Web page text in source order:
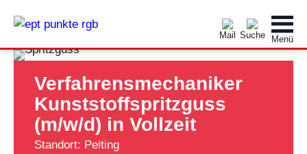
Verfahrensmechaniker
Kunststoffspritzguss
(m/w/d) in Vollzeit
Standort: Peiting